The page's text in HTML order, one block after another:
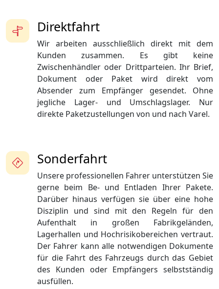
Sonderfahrt
Unsere professionellen Fahrer unterstützen Sie
gerne beim Be- und Entladen Ihrer Pakete.
Darüber hinaus verfügen sie über eine hohe
Disziplin und sind mit den Regeln für den
Aufenthalt in großen Fabrikgeländen,
Lagerhallen und Hochrisikobereichen vertraut.
Der Fahrer kann alle notwendigen Dokumente
für die Fahrt des Fahrzeugs durch das Gebiet
des Kunden oder Empfängers selbstständig
ausfüllen.
Direktfahrt
Wir arbeiten ausschließlich direkt mit dem
Kunden zusammen. Es gibt keine
Zwischenhändler oder Drittparteien. Ihr Brief,
Dokument oder Paket wird direkt vom
Absender zum Empfänger gesendet. Ohne
jegliche Lager- und Umschlagslager. Nur
direkte Paketzustellungen von und nach Varel.